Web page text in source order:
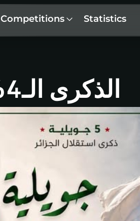
Competitions Statistics
الذكرى الـ64 لعيدي الاستقلال والشباب